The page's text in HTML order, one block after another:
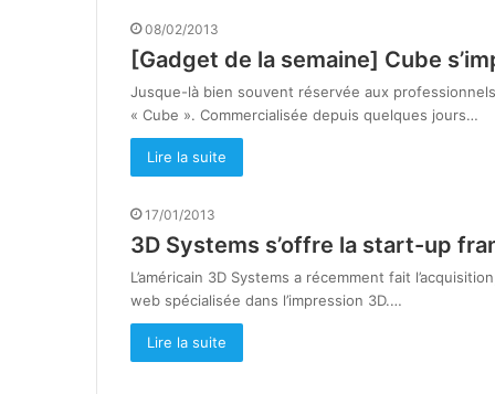
08/02/2013
[Gadget de la semaine] Cube
Jusque-là bien souvent réservée aux
« Cube ». Commercialisée depuis quelques jours…
Lire la suite
17/01/2013
3D Systems s’offre la start-up
L’américain 3D Systems a récemment fait
web spécialisée dans l’impression 3D.…
Lire la suite